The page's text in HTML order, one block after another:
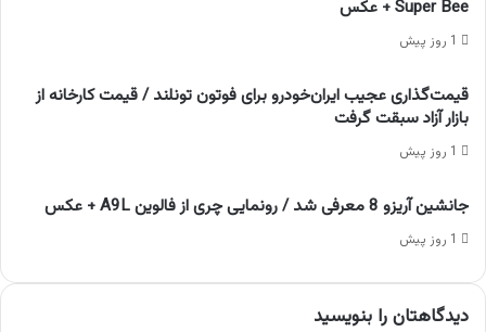
Super Bee + عکس
1 روز پیش
قیمت‌گذاری عجیب ایران‌خودرو برای فوتون تونلند / قیمت کارخانه از
بازار آزاد سبقت گرفت
1 روز پیش
جانشین آریزو 8 معرفی شد / رونمایی چری از فالوین A9L + عکس
1 روز پیش
دیدگاهتان را بنویسید